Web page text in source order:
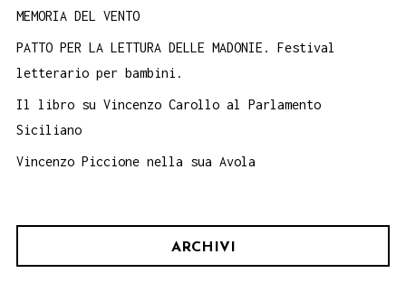
MEMORIA DEL VENTO
PATTO PER LA LETTURA DELLE MADONIE. Festival
letterario per bambini.
Il libro su Vincenzo Carollo al Parlamento
Siciliano
Vincenzo Piccione nella sua Avola
ARCHIVI